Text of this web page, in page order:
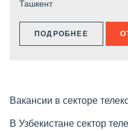
Ташкент
ПОДРОБНЕЕ
Вакансии в секторе
В Узбекистане сектор